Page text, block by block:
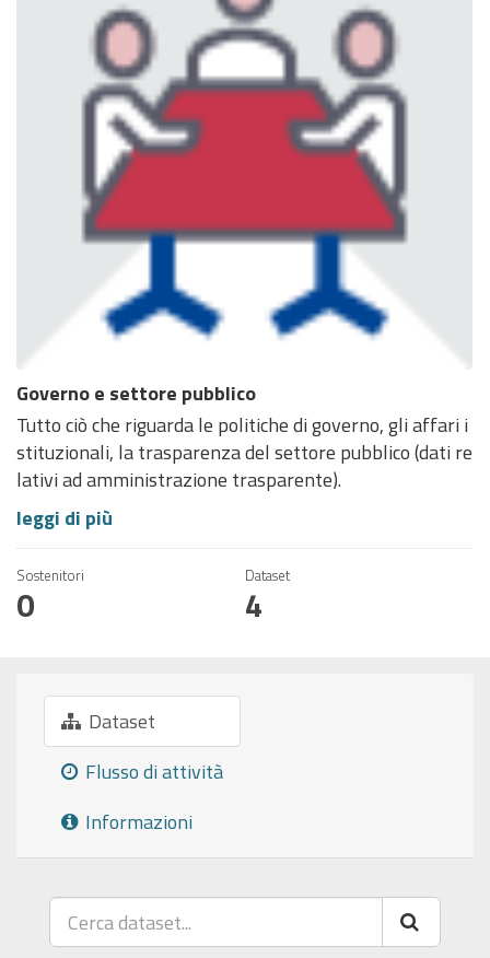
Governo e settore pubblico
Tutto ciò che riguarda le politiche di governo, gli affari i
stituzionali, la trasparenza del settore pubblico (dati re
lativi ad amministrazione trasparente).
leggi di più
Sostenitori
0
Dataset
4
Dataset
Flusso di attività
Informazioni